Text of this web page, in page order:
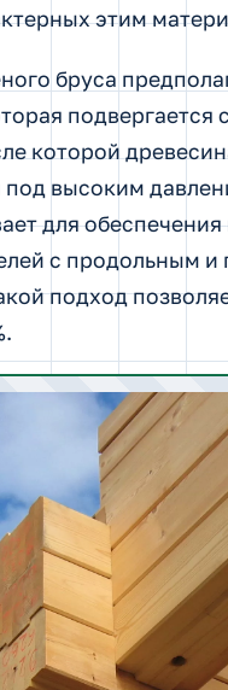
этим
бруса
которой
высоким
для
с продольным
подход